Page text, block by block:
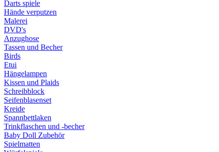
Darts spiele
Hände verputzen
Malerei
DVD's
Anzughose
Tassen und Becher
Birds
Etui
Hängelampen
Kissen und Plaids
Schreibblock
Seifenblasenset
Kreide
Spannbettlaken
Trinkflaschen und -becher
Baby Doll Zubehör
Spielmatten